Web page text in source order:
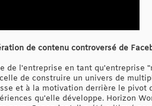
de contenu controversé de
de l'entreprise en tant qu'entreprise
de construire un univers de
et à la motivation derrière le pivot
qu'elle développe. Horizon